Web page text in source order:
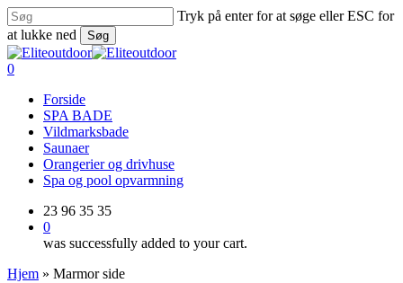
Skip
to
main
content
Tryk på enter for at søge eller ESC for
at lukke ned
Søg
Close
Search
0
Forside
SPA BADE
Vildmarksbade
Saunaer
Orangerier og drivhuse
Spa og pool opvarmning
23 96 35 35
0
was successfully added to your cart.
Hjem » Marmor side